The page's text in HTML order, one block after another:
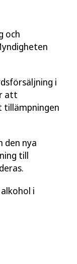
och
i
att
den nya
till
i